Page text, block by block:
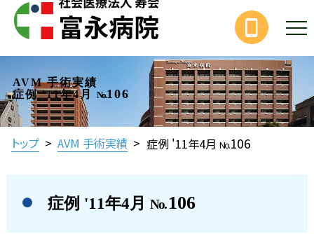
AVM 手術実績
症例 '11年4月
No.106
トップ > AVM 手術実績 > 症例 '11年4月 No.106
症例 '11年4月 No.106